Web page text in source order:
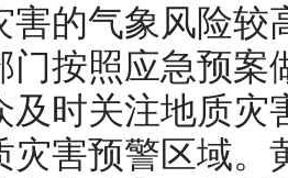
害的气象风险较
门按照应急预案
及时关注地质灾
灾害预警区域。